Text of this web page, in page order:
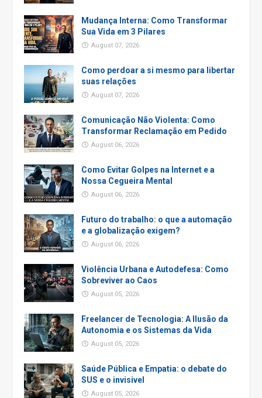
Mudança Interna: Como Transformar
Sua Vida em 3 Pilares
August 07, 2026
Como perdoar a si mesmo para libertar
suas relações
August 07, 2026
Comunicação Não Violenta: Como
Transformar Reclamação em Pedido
August 06, 2026
Como Evitar Golpes na Internet e a
Nossa Cegueira Mental
August 06, 2026
Futuro do trabalho: o que a automação
e a globalização exigem?
August 06, 2026
Violência Urbana e Autodefesa: Como
Sobreviver ao Caos
August 05, 2026
Freelancer de Tecnologia: A Ilusão da
Autonomia e os Sistemas da Vida
August 05, 2026
Saúde Pública e Empatia: o debate do
SUS e o invisivel
August 05, 2026